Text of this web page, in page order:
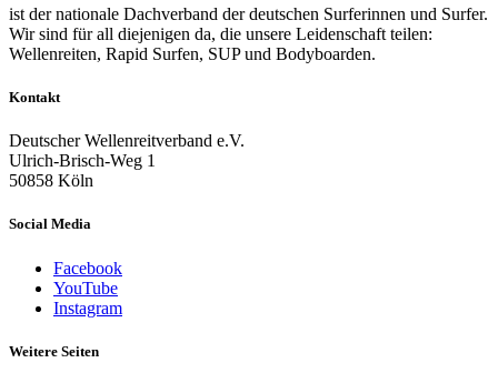
ist der nationale Dachverband der deutschen Surferinnen und Surfer.
Wir sind für all diejenigen da, die unsere Leidenschaft teilen:
Wellenreiten, Rapid Surfen, SUP und Bodyboarden.
Kontakt
Deutscher Wellenreitverband e.V.
Ulrich-Brisch-Weg 1
50858 Köln
Social Media
Facebook
YouTube
Instagram
Weitere Seiten